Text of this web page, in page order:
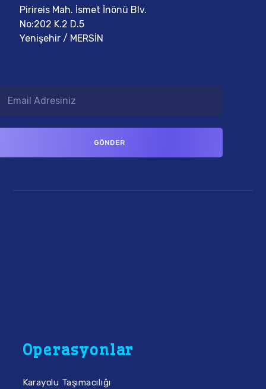
Pirireis Mah. İsmet İnönü Blv.
No:202 K.2 D.5
Yenişehir / MERSİN
Operasyonlar
Karayolu Taşımacılığı